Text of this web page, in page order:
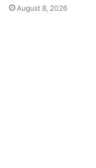
August 8, 2026